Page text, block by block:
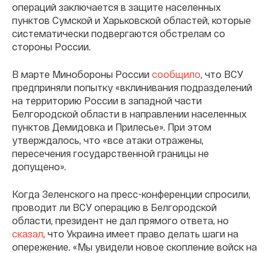
операций заключается в защите населенных
пунктов Сумской и Харьковской областей, которые
систематически подвергаются обстрелам со
стороны России.
В марте Минобороны России сообщило , что ВСУ
предприняли попытку «вклинивания подразделений
на территорию России в западной части
Белгородской области в направлении населенных
пунктов Демидовка и Прилесье». При этом
утверждалось, что «все атаки отражены,
пересечения государственной границы не
допущено».
Когда Зеленского на пресс-конференции спросили,
проводит ли ВСУ операцию в Белгородской
области, президент не дал прямого ответа, но
сказал , что Украина имеет право делать шаги на
опережение. «Мы увидели новое скопление войск на